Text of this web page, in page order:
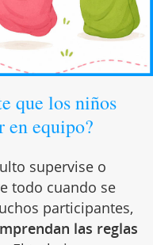
que los niños
en equipo?
supervise o
todo cuando se
participantes,
las reglas